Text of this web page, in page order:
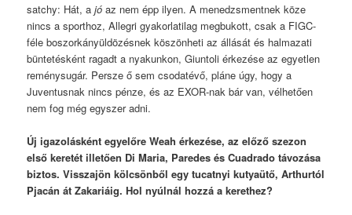
satchy: Hát, ajó az nem épp ilyen. A menedzsmentnek köze
nincs a sporthoz, Allegri gyakorlatilag megbukott, csak a FIGC-
féle boszorkányüldözésnek köszönheti az állását és halmazati
büntetésként ragadt a nyakunkon, Giuntoli érkezése az egyetlen
reménysugár. Persze ő sem csodatévő, pláne úgy, hogy a
Juventusnak nincs pénze, és az EXOR-nak bár van, vélhetően
nem fog még egyszer adni.
Új igazolásként egyelőre Weah érkezése, az előző szezon
első keretét illetően Di Maria, Paredes és Cuadrado távozása
biztos. Visszajön kölcsönből egy tucatnyi kutyaütő, Arthurtól
Pjacán át Zakariáig. Hol nyúlnál hozzá a kerethez?